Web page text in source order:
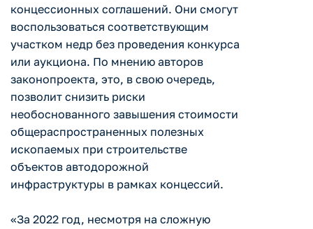
концессионных соглашений. Они смогут
воспользоваться соответствующим
участком недр без проведения конкурса
или аукциона. По мнению авторов
законопроекта, это, в свою очередь,
позволит снизить риски
необоснованного завышения стоимости
общераспространенных полезных
ископаемых при строительстве
объектов автодорожной
инфраструктуры в рамках концессий.
«За 2022 год, несмотря на сложную